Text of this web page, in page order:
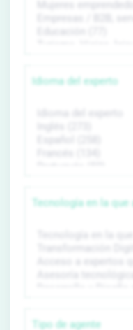
Idioma del experto
Tecnología en la
Tipo de agente